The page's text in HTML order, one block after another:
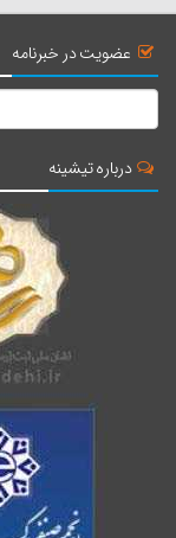
عضویت در خبرنامه
درباره تیشینه